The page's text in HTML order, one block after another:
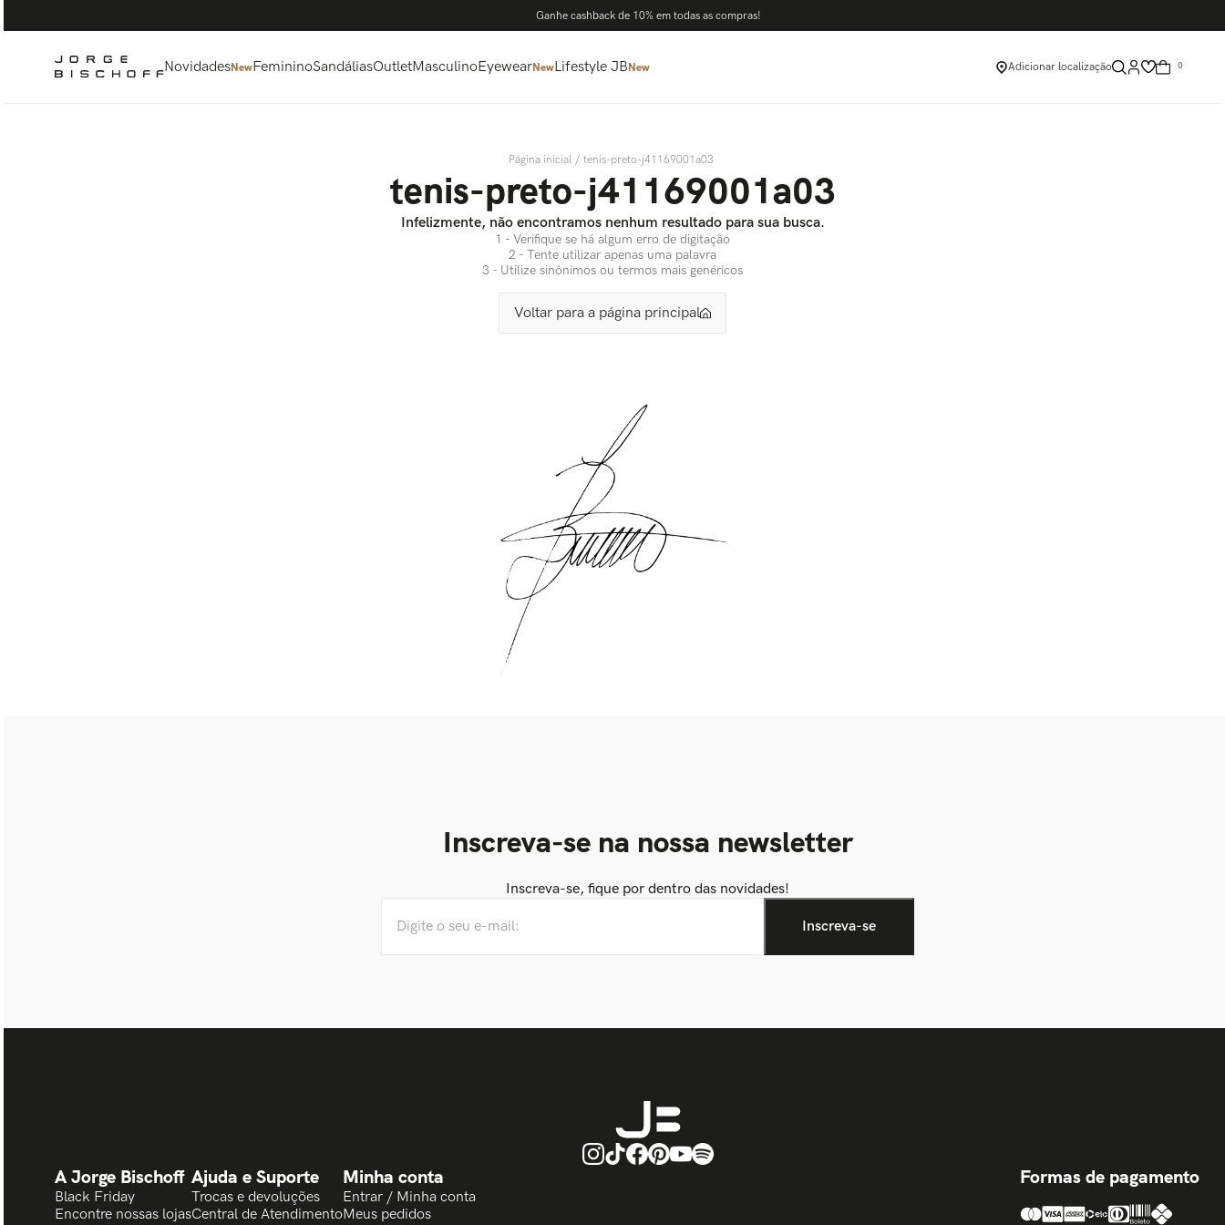
Ganhe cashback de 10% em todas as compras!
NovidadesNewFemininoSandáliasOutletMasculinoEyewearNewLifestyle JBNew Adicionar localização 0
tenis-preto-j41169001a03
tenis-preto-j41169001a03
Infelizmente, não encontramos nenhum resultado para sua busca.
1 - Verifique se há algum erro de digitação
2 - Tente utilizar apenas uma palavra
3 - Utilize sinônimos ou termos mais genéricos
Voltar para a página principal
Inscreva-se na nossa newsletter
Inscreva-se, fique por dentro das novidades!
A Jorge Bischoff
Black Friday
Encontre nossas lojas
Ajuda e Suporte
Trocas e devoluções
Central de Atendimento
Minha conta
Entrar / Minha conta
Meus pedidos
Formas de pagamento
1º bolsa
scarpin